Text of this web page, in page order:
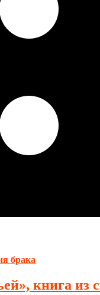
книга из